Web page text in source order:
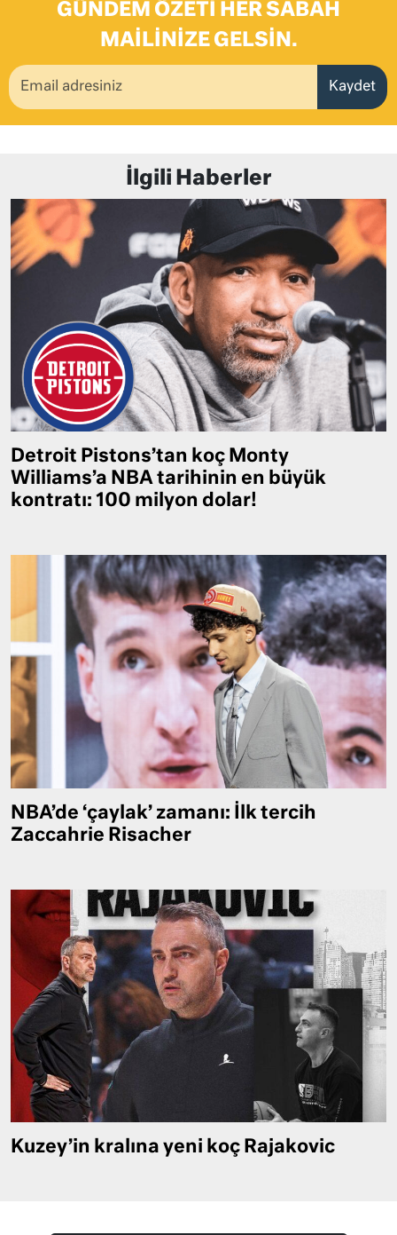
GÜNDEM ÖZETI HER SABAH
MAILINIZE GELSIN.
Kaydet
İlgili Haberler
Detroit Pistons’tan koç Monty
Williams’a NBA tarihinin en büyük
kontratı: 100 milyon dolar!
NBA’de ‘çaylak’ zamanı: İlk tercih
Zaccahrie Risacher
Kuzey’in kralına yeni koç Rajakovic